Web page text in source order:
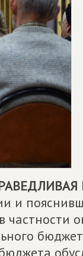
и
частности